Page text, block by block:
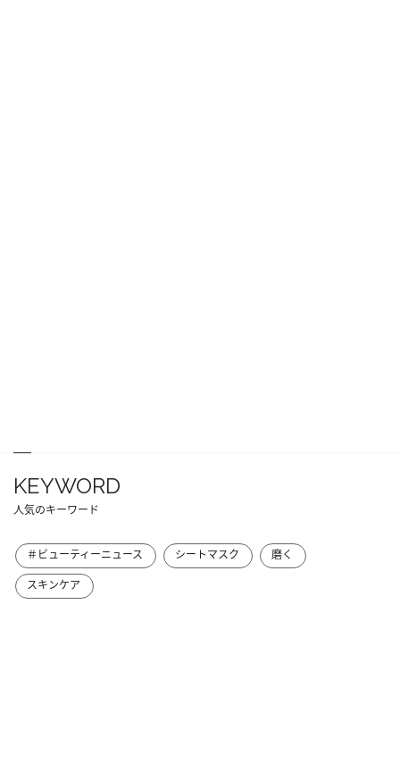
KEYWORD
人気のキーワード
＃ビューティーニュース シートマスク
磨く
スキンケア